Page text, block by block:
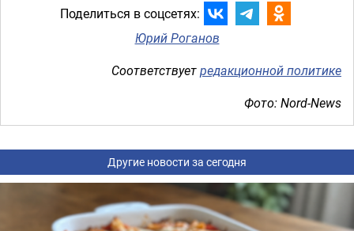
Поделиться в соцсетях:
Юрий Роганов
Соответствуетредакционной политике
Фото: Nord-News
Другие новости за сегодня